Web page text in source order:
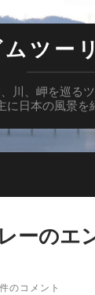
ムツー
川、岬を巡る
に日本の風景を
ーのエ
のコメント